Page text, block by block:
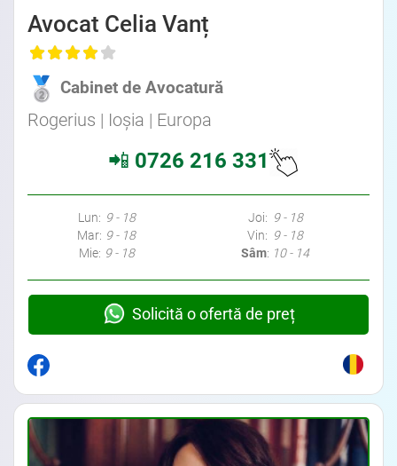
Avocat Celia Vanț
Cabinet de Avocatură
Rogerius | Ioșia | Europa
📲 0726 216 331
Lun: 9 - 18
Mar: 9 - 18
Mie: 9 - 18
Joi: 9 - 18
Vin: 9 - 18
Sâm: 10 - 14
Solicită o ofertă de preț